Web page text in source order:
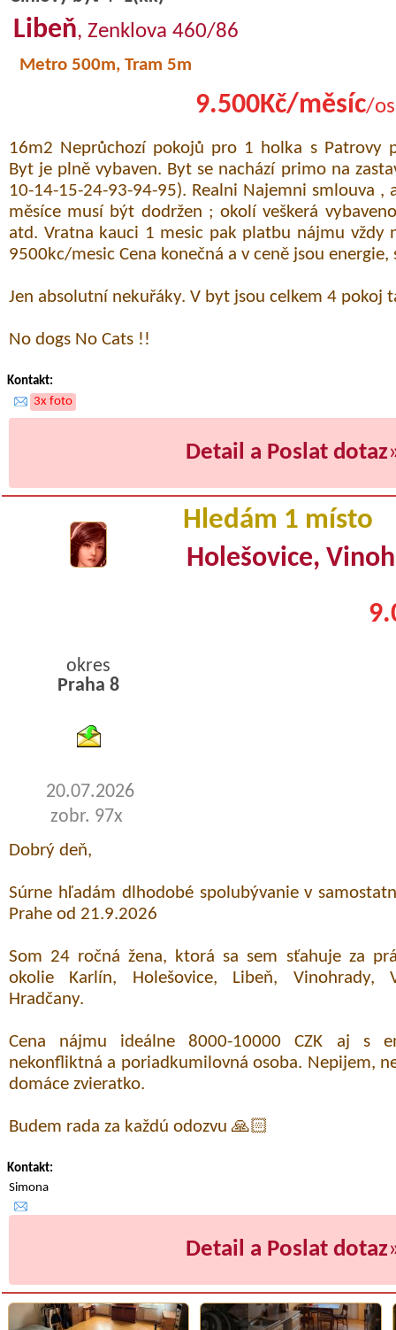
Libeň, Zenklova 460/86
Metro 500m, Tram 5m
9.500Kč/měsíc/
16m2 Neprůchozí pokojů pro 1 holka s Patrovy
Byt je plně vybaven. Byt se nachází primo na
10-14-15-24-93-94-95). Realni Najemni smlouva ,
měsíce musí být dodržen ; okolí veškerá
atd. Vratna kauci 1 mesic pak platbu nájmu vždy
9500kc/mesic Cena konečná a v ceně jsou
Jen absolutní nekuřáky. V byt jsou celkem 4 pokoj
No dogs No Cats !!
Kontakt:
3x foto
Detail a Poslat dotaz
Hledám 1 místo
Holešovice,
okres
Praha 8
20.07.2026
zobr. 97x
Dobrý deň,
Súrne hľadám dlhodobé spolubývanie v
Prahe od 21.9.2026
Som 24 ročná žena, ktorá sa sem sťahuje za
okolie Karlín, Holešovice, Libeň, Vinohrady,
Hradčany.
Cena nájmu ideálne 8000-10000 CZK aj s
nekonfliktná a poriadkumilovná osoba. Nepijem,
domáce zvieratko.
Budem rada za každú odozvu 🙏🏻
Kontakt:
Simona
Detail a Poslat dotaz